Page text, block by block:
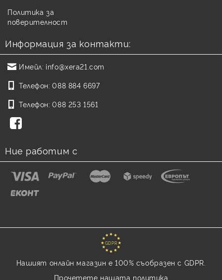
Политика за
поверителност
Информация за контакти:
Имейл: info@xera21.com
Телефон: 088 884 6697
Телефон: 088 253 1561
Ние работим с
GDPR
Нашият онлайн магазин е 100% съобразен с GDPR.
Прочетете нашата политика